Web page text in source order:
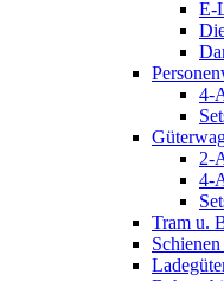
E-
4-
2-
4-
Tram u.